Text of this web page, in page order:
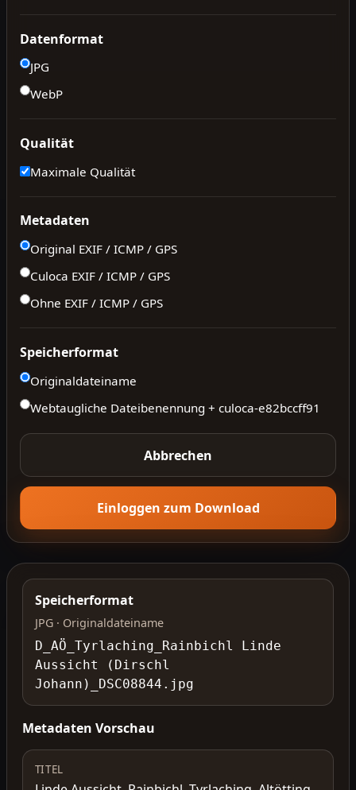
Datenformat
JPG
WebP
Qualität
Maximale Qualität
Metadaten
Original EXIF / ICMP / GPS
Culoca EXIF / ICMP / GPS
Ohne EXIF / ICMP / GPS
Speicherformat
Originaldateiname
Webtaugliche Dateibenennung + culoca-e82bccff91
Abbrechen
Einloggen zum Download
Speicherformat
JPG · Originaldateiname
D_AÖ_Tyrlaching_Rainbichl Linde
Aussicht (Dirschl
Johann)_DSC08844.jpg
Metadaten Vorschau
TITEL